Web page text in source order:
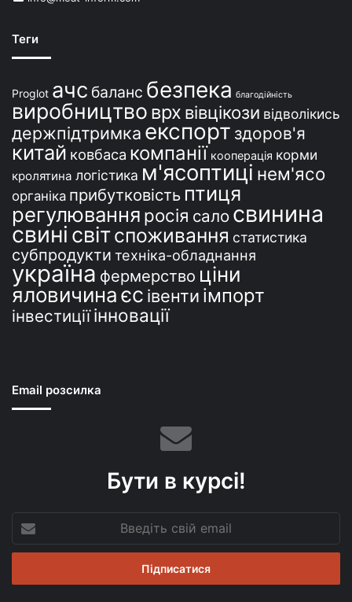
ї
Теги
Proglot ачс баланс безпека благодійність
виробництво врх вівцікози відволікись
держпідтримка експорт здоров'я
китай ковбаса компанії кооперація корми
кролятина логістика м'ясоптиці нем'ясо
органіка прибутковість птиця
регулювання росія сало свинина
свині світспоживання статистика
субпродукти техніка-обладнання
україна фермерство ціни
яловичинаєс івенти імпорт
інвестиції інновації
Email розсилка
Бути в курсі!
свій
email